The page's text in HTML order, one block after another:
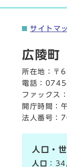
サイトマ
広陵町
所在地：〒
電話：
ファックス
開庁時間：
法人番号
人口・
人口
：